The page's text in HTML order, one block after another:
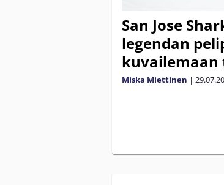
San Jose
legendan
Miska Miettinen |